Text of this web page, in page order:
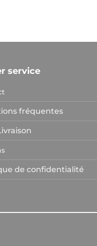
service
fréquentes
de confidentialité